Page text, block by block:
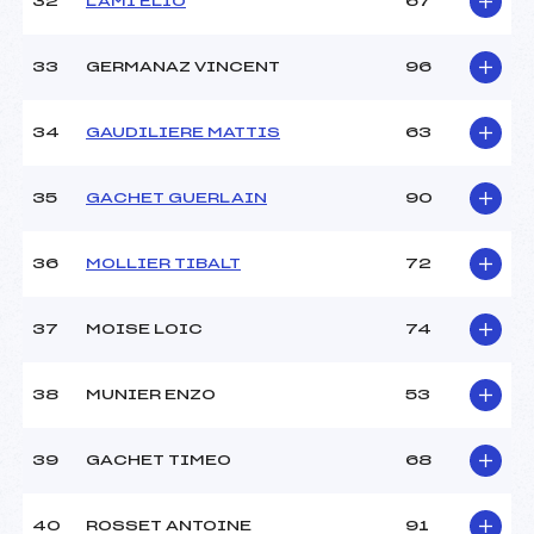
33 GERMANAZ VINCENT 96
34 GAUDILIERE MATTIS 63
35 GACHET GUERLAIN 90
36 MOLLIER TIBALT 72
37 MOISE LOIC 74
38 MUNIER ENZO 53
39 GACHET TIMEO 68
40 ROSSET ANTOINE 91